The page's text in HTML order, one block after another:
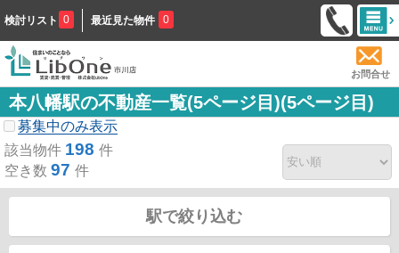
検討リスト 0 最近見た物件 0
お問合せ
本八幡駅の不動産一覧(5ページ目)(5ページ目)
募集中のみ表示
該当物件 198 件
空き数 97 件
駅で絞り込む